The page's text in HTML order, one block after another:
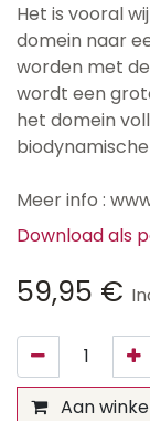
Het is vooral
domein naar
worden met
wordt een
het domein
Meer info :
Download als
59,95 €
Aan